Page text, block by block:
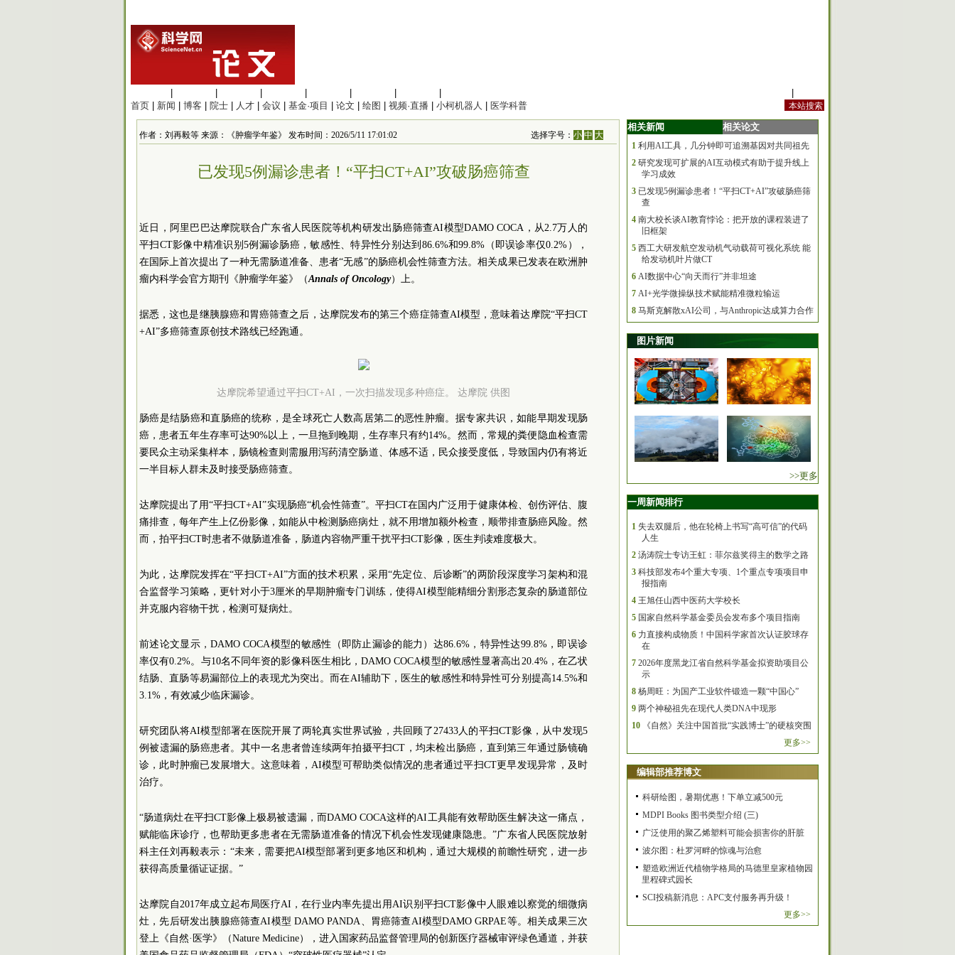
首页
新闻 博客 院士 人才 会议 基金·项目 论文 绘图 视频·直播 小柯机器人 医学科普
作者：刘再毅等 来源：《肿瘤学年鉴》 发布时间：2026/5/11 17:01:02 选择字号：小 中 大
已发现5例漏诊患者！“平扫CT+AI”攻破肠癌筛查
近日，阿里巴巴达摩院联合广东省人民医院等机构研发出肠癌筛查AI模型DAMO COCA，从2.7万人的
平扫CT影像中精准识别5例漏诊肠癌，敏感性、特异性分别达到86.6%和99.8%（即误诊率仅0.2%），
在国际上首次提出了一种无需肠道准备、患者“无感”的肠癌机会性筛查方法。相关成果已发表在欧洲肿
瘤内科学会官方期刊《肿瘤学年鉴》（Annals of Oncology）上。
据悉，这也是继胰腺癌和胃癌筛查之后，达摩院发布的第三个癌症筛查AI模型，意味着达摩院“平扫CT
+AI”多癌筛查原创技术路线已经跑通。
达摩院希望通过平扫CT+AI，一次扫描发现多种癌症。 达摩院 供图
肠癌是结肠癌和直肠癌的统称，是全球死亡人数高居第二的恶性肿瘤。据专家共识，如能早期发现肠
癌，患者五年生存率可达90%以上，一旦拖到晚期，生存率只有约14%。然而，常规的粪便隐血检查需
要民众主动采集样本，肠镜检查则需服用泻药清空肠道、体感不适，民众接受度低，导致国内仍有将近
一半目标人群未及时接受肠癌筛查。
达摩院提出了用“平扫CT+AI”实现肠癌“机会性筛查”。平扫CT在国内广泛用于健康体检、创伤评估、腹
痛排查，每年产生上亿份影像，如能从中检测肠癌病灶，就不用增加额外检查，顺带排查肠癌风险。然
而，拍平扫CT时患者不做肠道准备，肠道内容物严重干扰平扫CT影像，医生判读难度极大。
为此，达摩院发挥在“平扫CT+AI”方面的技术积累，采用“先定位、后诊断”的两阶段深度学习架构和混
合监督学习策略，更针对小于3厘米的早期肿瘤专门训练，使得AI模型能精细分割形态复杂的肠道部位
并克服内容物干扰，检测可疑病灶。
前述论文显示，DAMO COCA模型的敏感性（即防止漏诊的能力）达86.6%，特异性达99.8%，即误诊
率仅有0.2%。与10名不同年资的影像科医生相比，DAMO COCA模型的敏感性显著高出20.4%，在乙状
结肠、直肠等易漏部位上的表现尤为突出。而在AI辅助下，医生的敏感性和特异性可分别提高14.5%和
3.1%，有效减少临床漏诊。
研究团队将AI模型部署在医院开展了两轮真实世界试验，共回顾了27433人的平扫CT影像，从中发现5
例被遗漏的肠癌患者。其中一名患者曾连续两年拍摄平扫CT，均未检出肠癌，直到第三年通过肠镜确
诊，此时肿瘤已发展增大。这意味着，AI模型可帮助类似情况的患者通过平扫CT更早发现异常，及时
治疗。
“肠道病灶在平扫CT影像上极易被遗漏，而DAMO COCA这样的AI工具能有效帮助医生解决这一痛点，
赋能临床诊疗，也帮助更多患者在无需肠道准备的情况下机会性发现健康隐患。”广东省人民医院放射
科主任刘再毅表示：“未来，需要把AI模型部署到更多地区和机构，通过大规模的前瞻性研究，进一步
获得高质量循证证据。”
达摩院自2017年成立起布局医疗AI，在行业内率先提出用AI识别平扫CT影像中人眼难以察觉的细微病
灶，先后研发出胰腺癌筛查AI模型 DAMO PANDA、胃癌筛查AI模型DAMO GRPAE等。相关成果三次
登上《自然·医学》（Nature Medicine），进入国家药品监督管理局的创新医疗器械审评绿色通道，并获
相关新闻 相关论文
1 利用AI工具，几分钟即可追溯基因对共同祖先
2 研究发现可扩展的AI互动模式有助于提升线上
学习成效
3 已发现5例漏诊患者！“平扫CT+AI”攻破肠癌筛
查
4 南大校长谈AI教育悖论：把开放的课程装进了
旧框架
5 西工大研发航空发动机气动载荷可视化系统 能
给发动机叶片做CT
6 AI数据中心“向天而行”并非坦途
7 AI+光学微操纵技术赋能精准微粒输运
8 马斯克解散xAI公司，与Anthropic达成算力合作
图片新闻
>>更多
一周新闻排行
1 失去双腿后，他在轮椅上书写“高可信”的代码
人生
2 汤涛院士专访王虹：菲尔兹奖得主的数学之路
3 科技部发布4个重大专项、1个重点专项项目申
报指南
4 王旭任山西中医药大学校长
5 国家自然科学基金委员会发布多个项目指南
6 力直接构成物质！中国科学家首次认证胶球存
在
7 2026年度黑龙江省自然科学基金拟资助项目公
示
8 杨周旺：为国产工业软件锻造一颗“中国心”
9 两个神秘祖先在现代人类DNA中现形
10
《自然》关注中国首批“实践博士”的硬核突围
更多>>
编辑部推荐博文
科研绘图，暑期优惠！下单立减500元
MDPI Books 图书类型介绍 (三)
广泛使用的聚乙烯塑料可能会损害你的肝脏
波尔图：杜罗河畔的惊魂与治愈
塑造欧洲近代植物学格局的马德里皇家植物园
里程碑式园长
SCI投稿新消息：APC支付服务再升级！
更多>>